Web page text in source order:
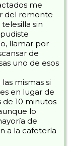
me
del remonte
sin
llamar por
de
uno de esos
mismas si
en lugar de
10 minutos
lo
de
a la cafetería